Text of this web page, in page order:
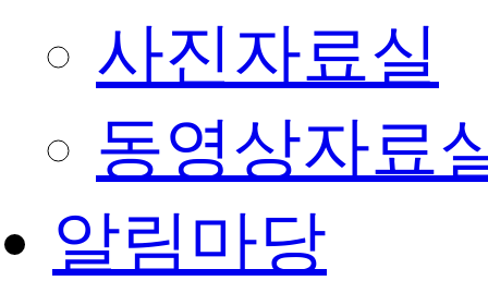
사진자료실
동영상자료
알림마당